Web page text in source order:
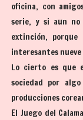
oficina, con
serie, y si aun no
extinción,
interesantes
Lo cierto es que
sociedad por
producciones
El Juego del